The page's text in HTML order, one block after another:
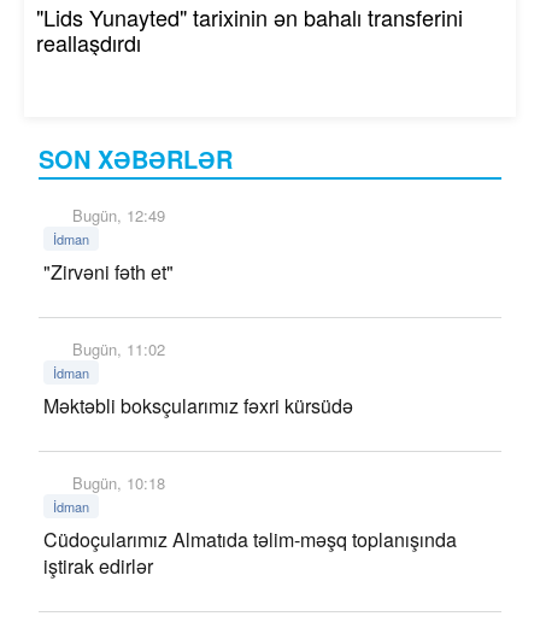
SON XƏBƏRLƏR
Bugün, 12:49
İdman
"Zirvəni fəth et"
Bugün, 11:02
İdman
Məktəbli boksçularımız fəxri kürsüdə
Bugün, 10:18
İdman
Cüdoçularımız Almatıda təlim-məşq toplanışında
iştirak edirlər
"Lids Yunayted" tarixinin ən bahalı transferini
reallaşdırdı